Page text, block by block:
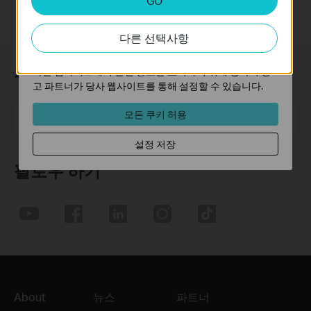
구독
팔로우 하기
About 뉴스 파트너
다른 선택사항
분석 쿠키는 웹사이트의 기능을 개선하고 조정하기 위해
웹사이트에서의 사용자 활동을 분석하는 데 사용하는 쿠키
입니다.
마케팅 쿠키는 귀하의 관심사에 대한 프로필을 생성하고
다른 웹사이트에서 관련 광고를 표시하기 위해 당사의 광
고 파트너가 당사 웹사이트를 통해 설정할 수 있습니다.
모든 쿠키 허용
설정 저장